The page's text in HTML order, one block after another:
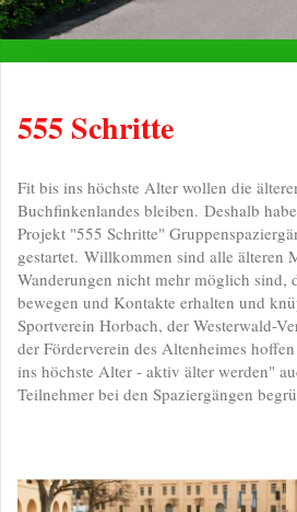
555 Schritte
Fit bis ins höchste Alter wollen die
Buchfinkenlandes bleiben. Deshalb
Projekt "555 Schritte"
gestartet. Willkommen sind alle älteren
Wanderungen nicht mehr möglich sind,
bewegen und Kontakte erhalten und
Sportverein Horbach, der Westerwald-
der Förderverein des Altenheimes
ins höchste Alter - aktiv älter werden"
Teilnehmer bei den Spaziergängen